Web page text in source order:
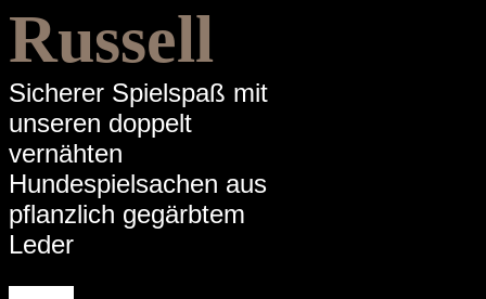
Russell
Sicherer Spielspaß mit
unseren doppelt
vernähten
Hundespielsachen aus
pflanzlich gegärbtem
Leder